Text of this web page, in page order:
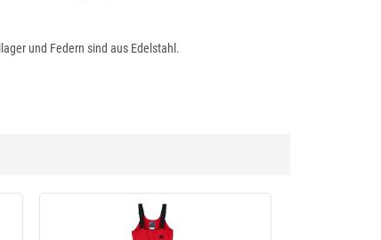
und Federn sind aus Edelstahl.